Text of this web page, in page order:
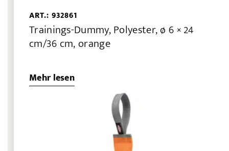
ART.: 932861
Trainings-Dummy, Polyester, ø 6 × 24
cm/36 cm, orange
Mehr lesen